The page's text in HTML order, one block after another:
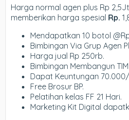
Harga normal agen plus Rp
memberikan harga spesial Rp.
Mendapatkan 10 botol
Bimbingan Via Grup Agen
Harga jual Rp 250rb.
Bimbingan Membangun
Dapat Keuntungan
Free Brosur BP.
Pelatihan kelas FF 21 Hari.
Marketing Kit Digital